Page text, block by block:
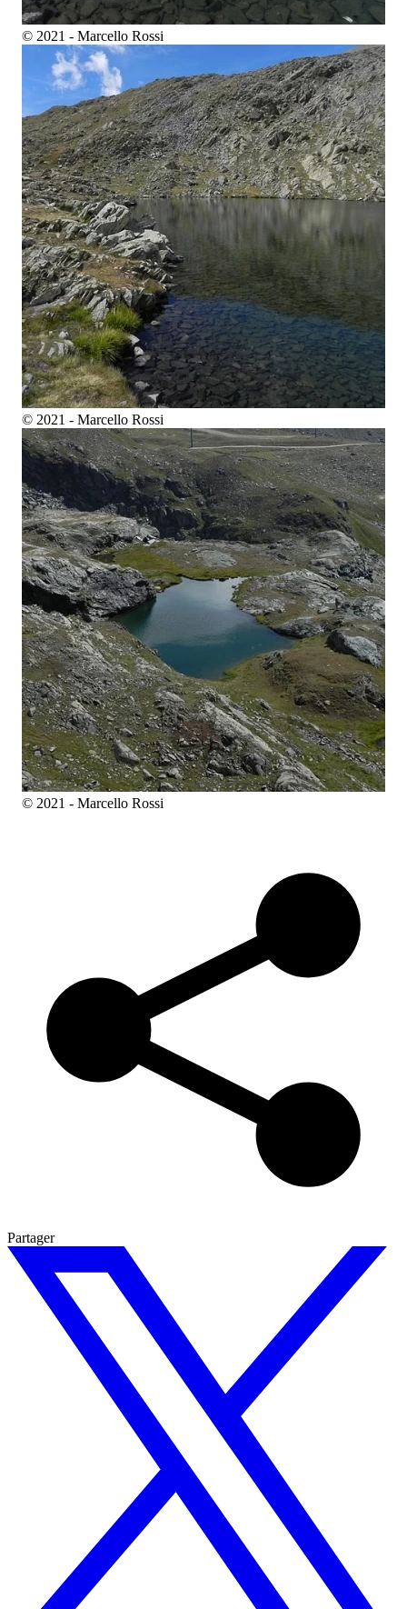
© 2021 - Marcello Rossi
© 2021 - Marcello Rossi
© 2021 - Marcello Rossi
Partager